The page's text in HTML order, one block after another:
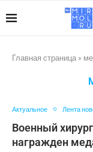
Главная страница »
Актуальное Лента
Военный
награжден